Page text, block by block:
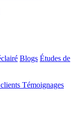
Blogs Études de
Témoignages